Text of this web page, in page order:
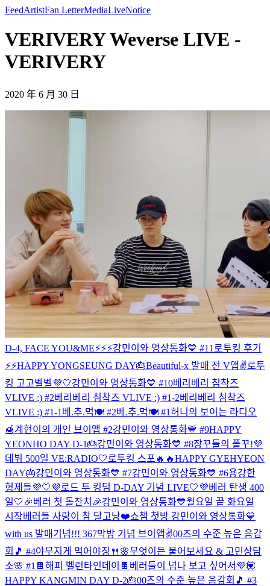
FeedArtistFan LetterMediaLiveNotice
VERIVERY Weverse LIVE -
VERIVERY
2020 年 6 月 30 日
D-4, FACE YOU&ME⚡️⚡️⚡️강민이와 영상통화💙 #11 로투킹 후기
⚡️⚡️HAPPY YONGSEUNG DAY🎂Beautiful-x 발매 전 V앱✌️로투
킹 고고벨벨💜🤍강민이와 영상통화💙 #10베리베리 침착즈
VLIVE :) #2베리베리 침착즈 VLIVE :) #1-2베리베리 침착즈
VLIVE :) #1-1 베.추.먹🍽 #2베.추.먹🍽 #1허니의 보이는 라디오
🍯계현이의 개인 브이앱 #2강민이와 영상통화💙 #9HAPPY
YEONHO DAY D-1🎂강민이와 영상통화💙 #8장꾸들의 폴꾸!💜
데뷔 500일 VE:RADIO🤍 로투킹 스포🔥🔥HAPPY GYEHYEON
DAY🎂강민이와 영상통화💙 #7강민이와 영상통화💙 #6용강한
형제들💜🤍 💜로드 투 킹덤 D-DAY 기념 LIVE🤍 💜베러 탄생 400
일🤍 🎉베러 첫 돌잔치🎉강민이와 영상통화💙월요일 끝 화요일
시작베러들 사랑이 참 달고낭❤️쇼챔 첫방 강민이와 영상통화💙
with us 발매기념!!! 367막방 기념 브이앱✌️00즈의 수준 높은 음감
회🎵 #4야무지게 먹어야징🍴 🌸무엇이든 물어보세요 & 고민상담
소🌸 #1 🍫해피 벨런타인데이🍫 베러들이 넘나 보고 싶어서💜💟
HAPPY KANGMIN DAY D-2🎂00즈의 수준 높은 음감회🎵 #3